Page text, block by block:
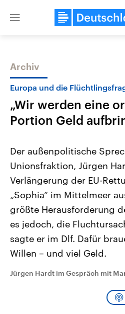
Close
Themen
Landtagswahl Sachsen-Anhalt
2026
Alle Informationen
Sachsen-Anhalt wählt am 6.
September 2026 einen neuen
Landtag. Seit 2021 wird das
Bundesland von einer Koalition
CDU, SPD und FDP regiert.-
Umfragen, Prognosen,
Wahlprogramme, aktuelle Berichte
und Hintergründe zu den Parteien
Wahl.
Sendungen Programm
Archiv
Europa und die
„Wir werden eine
Portion Geld
Der außenpolitische
Unionsfraktion, Jürgen
Verlängerung der EU-
„Sophia“ im Mittelmeer
größte Herausforderung
es jedoch, die
sagte er im Dlf. Dafür
Willen – und viel Geld.
Jürgen Hardt im Gespräch mit